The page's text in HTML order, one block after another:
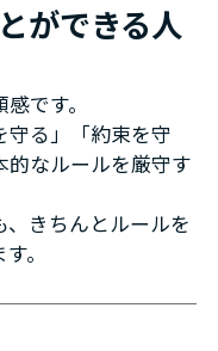
ができる人
です。
守る」「約束を守
的なルールを厳守す
きちんとルールを
。